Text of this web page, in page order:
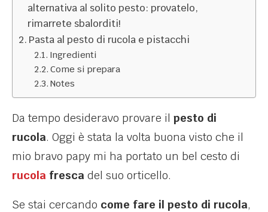
alternativa al solito pesto: provatelo,
rimarrete sbalorditi!
Pasta al pesto di rucola e pistacchi
Ingredienti
Come si prepara
Notes
Da tempo desideravo provare il pesto di
rucola. Oggi è stata la volta buona visto che il
mio bravo papy mi ha portato un bel cesto di
rucola fresca del suo orticello.
Se stai cercando come fare il pesto di rucola,